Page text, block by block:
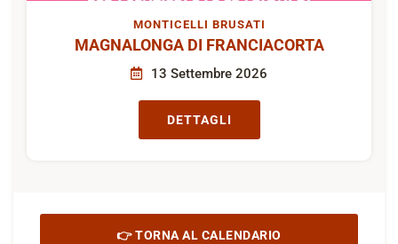
MONTICELLI BRUSATI
MAGNALONGA DI FRANCIACORTA
13 Settembre 2026
DETTAGLI
👉 TORNA AL CALENDARIO